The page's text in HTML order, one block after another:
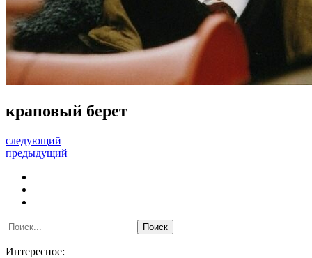
краповый берет
следующий
предыдущий
Интересное: